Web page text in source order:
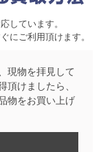
しています。
にご利用頂けます。
現物を拝見して
頂けましたら、
物をお買い上げ